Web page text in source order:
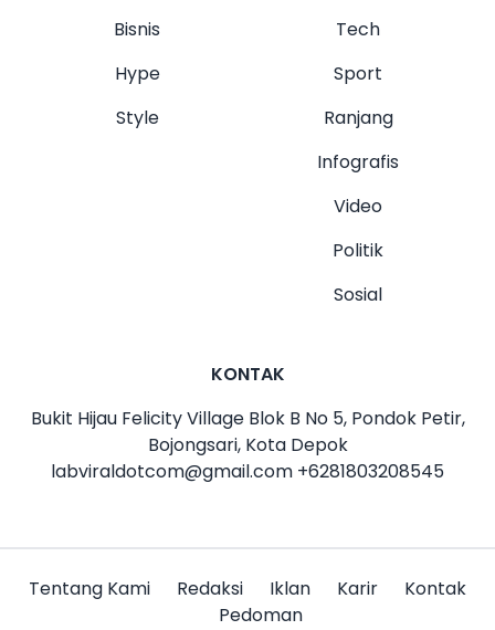
Bisnis
Hype
Style
Tech
Sport
Ranjang
Infografis
Video
Politik
Sosial
KONTAK
Bukit Hijau Felicity Village Blok B No 5, Pondok Petir,
Bojongsari, Kota Depok
labviraldotcom@gmail.com +6281803208545
Tentang Kami Redaksi Iklan Karir
Kontak
Pedoman